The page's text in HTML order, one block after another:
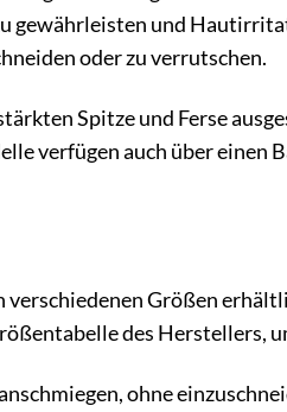
gewährleisten und
oder zu verrutschen.
Spitze und Ferse
verfügen auch über
Größen
des Herstellers,
ohne